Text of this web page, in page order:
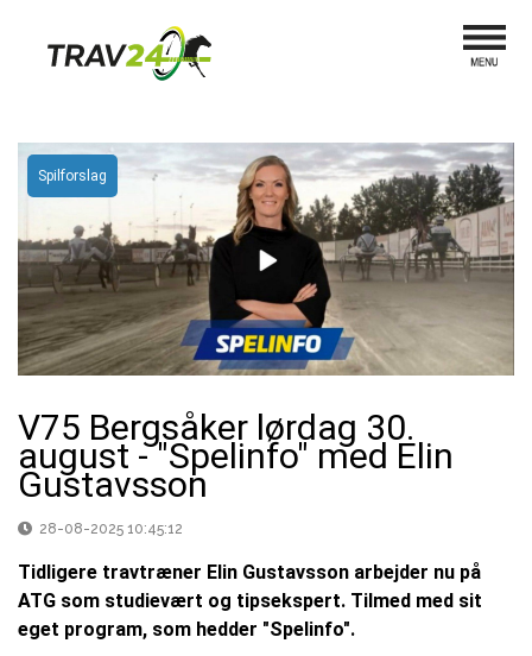
Spilforslag
V75 Bergsåker lørdag 30.
august - "Spelinfo" med Elin
Gustavsson
28-08-2025 10:45:12
Tidligere travtræner Elin Gustavsson arbejder nu på
ATG som studievært og tipsekspert. Tilmed med sit
eget program, som hedder "Spelinfo".